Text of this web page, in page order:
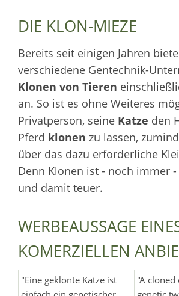
DIE KLON-MIEZE
Bereits seit einigen Jahren
verschiedene Gentechnik-
Klonen von Tieren
an. So ist es ohne Weiteres
Privatperson, seine Katze den
Pferd klonen zu lassen,
über das dazu erforderliche
Denn Klonen ist - noch immer
und damit teuer.
WERBEAUSSAGE
KOMERZIELLEN
"Eine geklonte Katze ist
"A cloned